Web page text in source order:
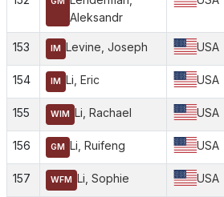
Aleksandr
153 IM Levine, Joseph USA
154 IM Li, Eric USA
155 WIM Li, Rachael USA
156 GM Li, Ruifeng USA
157 WFM Li, Sophie USA